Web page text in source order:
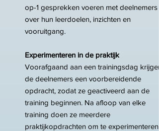
op-1 gesprekken voeren met deelnemers
over hun leerdoelen, inzichten en
vooruitgang.
Experimenteren in de praktijk
Voorafgaand aan een trainingsdag krijgen
de deelnemers een voorbereidende
opdracht, zodat ze geactiveerd aan de
training beginnen. Na afloop van elke
training doen ze meerdere
praktijkopdrachten om te experimenteren